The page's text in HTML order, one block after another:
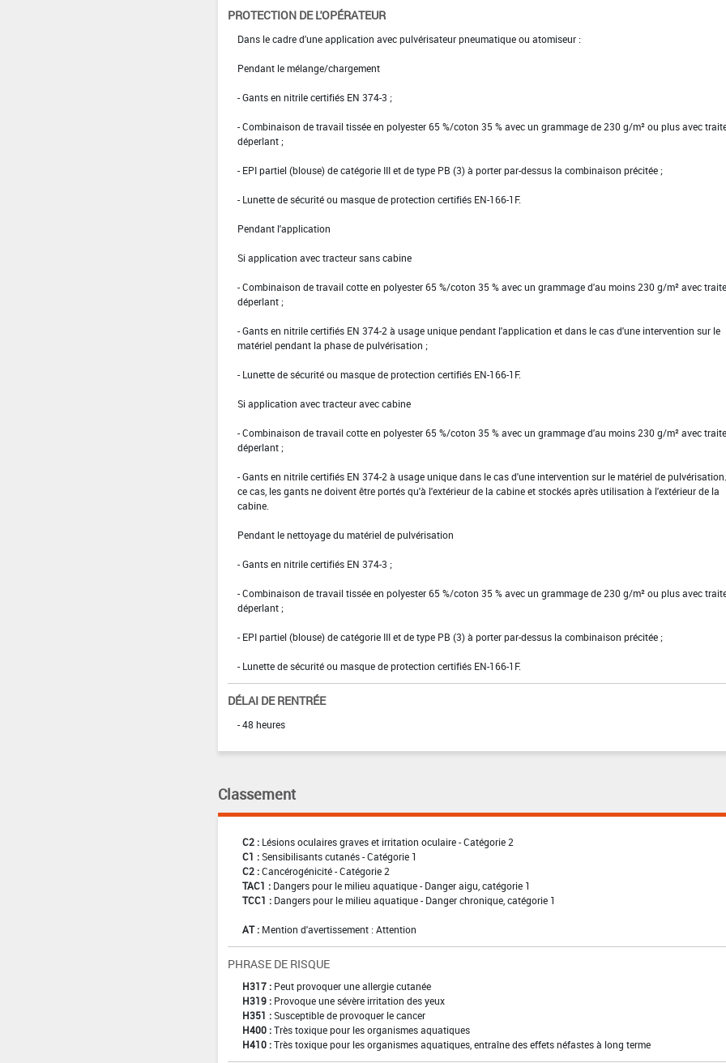
PROTECTION DE L'OPÉRATEUR
Dans le cadre d'une application avec pulvérisateur pneumatique ou atomiseur :
Pendant le mélange/chargement
- Gants en nitrile certifiés EN 374-3 ;
- Combinaison de travail tissée en polyester 65 %/coton 35 % avec un grammage de 230 g/m² ou plus avec
déperlant ;
- EPI partiel (blouse) de catégorie III et de type PB (3) à porter par-dessus la combinaison précitée ;
- Lunette de sécurité ou masque de protection certifiés EN-166-1F.
Pendant l'application
Si application avec tracteur sans cabine
- Combinaison de travail cotte en polyester 65 %/coton 35 % avec un grammage d'au moins 230 g/m² avec
déperlant ;
- Gants en nitrile certifiés EN 374-2 à usage unique pendant l'application et dans le cas d'une intervention sur le
matériel pendant la phase de pulvérisation ;
- Lunette de sécurité ou masque de protection certifiés EN-166-1F.
Si application avec tracteur avec cabine
- Combinaison de travail cotte en polyester 65 %/coton 35 % avec un grammage d'au moins 230 g/m² avec
déperlant ;
- Gants en nitrile certifiés EN 374-2 à usage unique dans le cas d'une intervention sur le matériel de
ce cas, les gants ne doivent être portés qu'à l'extérieur de la cabine et stockés après utilisation à l'extérieur de la
cabine.
Pendant le nettoyage du matériel de pulvérisation
- Gants en nitrile certifiés EN 374-3 ;
- Combinaison de travail tissée en polyester 65 %/coton 35 % avec un grammage de 230 g/m² ou plus avec
déperlant ;
- EPI partiel (blouse) de catégorie III et de type PB (3) à porter par-dessus la combinaison précitée ;
- Lunette de sécurité ou masque de protection certifiés EN-166-1F.
DÉLAI DE RENTRÉE
- 48 heures
Classement
C2 : Lésions oculaires graves et irritation oculaire - Catégorie 2
C1 : Sensibilisants cutanés - Catégorie 1
C2 : Cancérogénicité - Catégorie 2
TAC1 : Dangers pour le milieu aquatique - Danger aigu, catégorie 1
TCC1 : Dangers pour le milieu aquatique - Danger chronique, catégorie 1
AT : Mention d'avertissement : Attention
PHRASE DE RISQUE
H317 : Peut provoquer une allergie cutanée
H319 : Provoque une sévère irritation des yeux
H351 : Susceptible de provoquer le cancer
H400 : Très toxique pour les organismes aquatiques
H410 : Très toxique pour les organismes aquatiques, entraîne des effets néfastes à long terme